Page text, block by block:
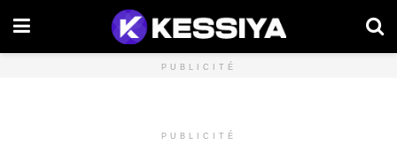
PUBLICITÉ
PUBLICITÉ